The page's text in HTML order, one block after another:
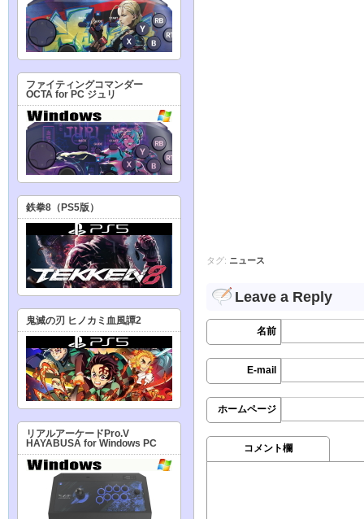
タグ: ニュース
Leave a Reply
名前
E-mail
ホームページ
コメント欄
ファイティングコマンダー
OCTA for PC ジュリ
鉄拳8（PS5版）
鬼滅の刃 ヒノカミ血風譚2
リアルアーケードPro.V
HAYABUSA for Windows PC